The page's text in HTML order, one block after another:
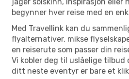
begynner hver reise med en
Med Travellink kan du
flyalternativer, mikse
en reiserute som passer din
Vi kobler deg til uslåelige tilbud
ditt neste eventyr er bare et